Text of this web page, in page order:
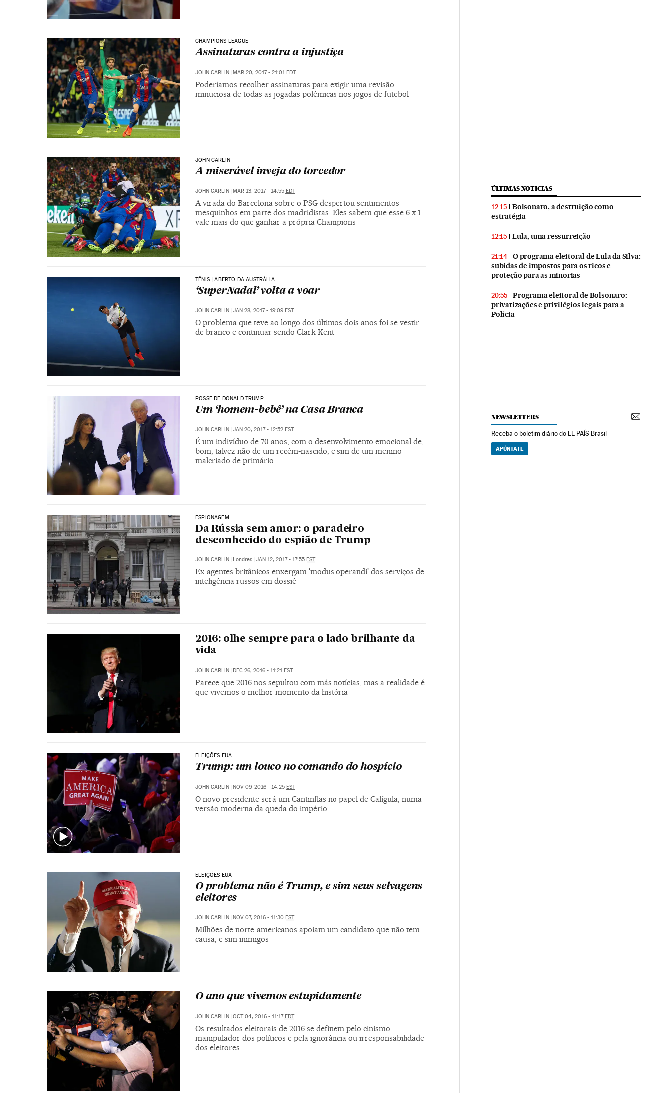
CHAMPIONS LEAGUE
Assinaturas contra a injustiça
JOHN CARLIN | MAR 20, 2017 - 21:01EDT
Poderíamos recolher assinaturas para exigir uma revisão
minuciosa de todas as jogadas polêmicas nos jogos de futebol
JOHN CARLIN
A miserável inveja do torcedor
JOHN CARLIN MAR 13, 2017 - 14:55 EDT
A virada do Barcelona sobre o PSG despertou sentimentos
mesquinhos em parte dos madridistas. Eles sabem que esse 6 x 1
vale mais do que ganhar a própria Champions
TÊNIS | ABERTO DA AUSTRÁLIA
‘SuperNadal’ volta a voar
JOHN CARLIN JAN 28, 2017 - 19:09 EST
O problema que teve ao longo dos últimos dois anos foi se vestir
de branco e continuar sendo Clark Kent
POSSE DE DONALD TRUMP
Um ‘homem-bebê’ na Casa Branca
JOHN CARLIN | JAN 20, 2017 - 12:52 EST
É um indivíduo de 70 anos, com o desenvolvimento emocional de,
bom, talvez não de um recém-nascido, e sim de um menino
malcriado de primário
ESPIONAGEM
Da Rússia sem amor: o paradeiro
desconhecido do espião de Trump
JOHN CARLIN Londres JAN 12, 2017 - 17:55 EST
Ex-agentes britânicos enxergam 'modus operandi' dos serviços de
inteligência russos em dossiê
2016: olhe sempre para o lado brilhante da
vida
JOHN CARLIN | DEC 26, 2016 - 11:21 EST
Parece que 2016 nos sepultou com más notícias, mas a realidade é
que vivemos o melhor momento da história
ELEIÇÕES EUA
Trump: um louco no comando do hospício
JOHN CARLIN NOV 09, 2016 - 14:25 EST
O novo presidente será um Cantinflas no papel de Calígula, numa
versão moderna da queda do império
ELEIÇÕES EUA
O problema não é Trump, e sim seus selvagens
eleitores
JOHN CARLIN | NOV 07, 2016 - 11:30 EST
Milhões de norte-americanos apoiam um candidato que não tem
causa, e sim inimigos
O ano que vivemos estupidamente
JOHN CARLIN | OCT 04, 2016 - 11:17EDT
Os resultados eleitorais de 2016 se definem pelo cinismo
manipulador dos políticos e pela ignorância ou irresponsabilidade
dos eleitores
ÚLTIMAS NOTICIAS
12:15
Bolsonaro, a destruição como
estratégia
12:15 Lula, uma ressurreição
21:14
O programa eleitoral de Lula da Silva:
subidas de impostos para os ricos e
proteção para as minorias
20:55
Programa eleitoral de Bolsonaro:
privatizações e privilégios legais para a
Polícia
NEWSLETTERS
Receba o boletim diário do EL PAÍS Brasil
APÚNTATE